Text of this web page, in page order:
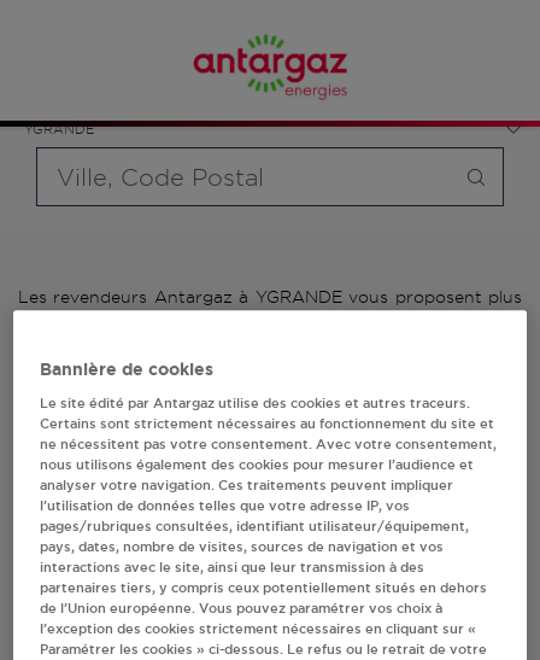
YGRANDE
bouteille souhaité et le type de point de vente (revendeur /
distributeur automatique de bouteilles de gaz ou station GPL
carburant)
Les revendeurs Antargaz à YGRANDE vous proposent plus
Antargaz à YGRANDE, l'adresse, le numéro de téléphone de
1 revendeur(s) Antargaz
à YGRANDE
Villes
GARAGE ANTHONY DESMARES YGRANDE
Bannière de cookies
Le site édité par Antargaz utilise des cookies et autres traceurs.
Certains sont strictement nécessaires au fonctionnement du site et
ne nécessitent pas votre consentement. Avec votre consentement,
nous utilisons également des cookies pour mesurer l’audience et
analyser votre navigation. Ces traitements peuvent impliquer
l’utilisation de données telles que votre adresse IP, vos
pages/rubriques consultées, identifiant utilisateur/équipement,
pays, dates, nombre de visites, sources de navigation et vos
interactions avec le site, ainsi que leur transmission à des
partenaires tiers, y compris ceux potentiellement situés en dehors
de l’Union européenne. Vous pouvez paramétrer vos choix à
l’exception des cookies strictement nécessaires en cliquant sur «
Paramétrer les cookies » ci-dessous. Le refus ou le retrait de votre